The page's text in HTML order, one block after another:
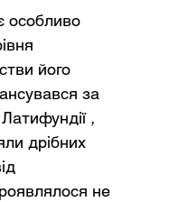
особливо
його
за
,
дрібних
не